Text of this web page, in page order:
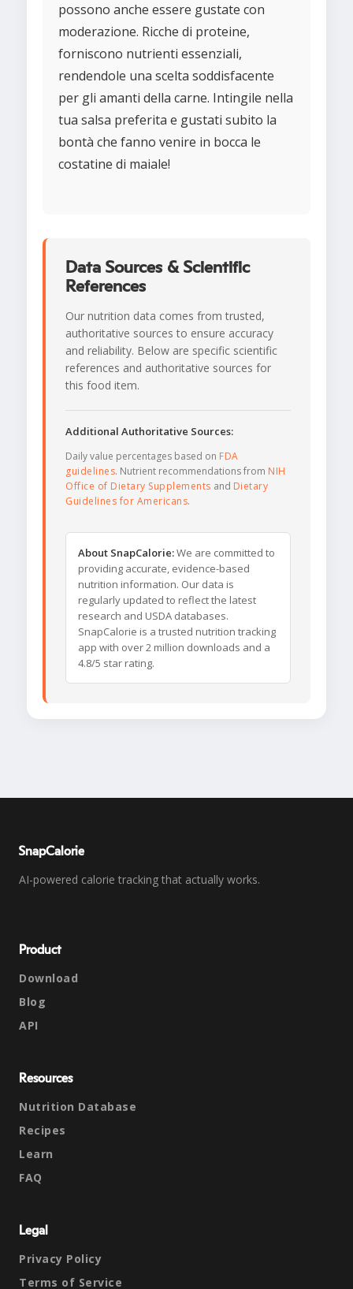
possono anche essere gustate con
moderazione. Ricche di proteine,
forniscono nutrienti essenziali,
rendendole una scelta soddisfacente
per gli amanti della carne. Intingile nella
tua salsa preferita e gustati subito la
bontà che fanno venire in bocca le
costatine di maiale!
Data Sources & Scientific
References
Our nutrition data comes from trusted,
authoritative sources to ensure accuracy
and reliability. Below are specific scientific
references and authoritative sources for
this food item.
Additional Authoritative Sources:
Daily value percentages based on FDA
guidelines. Nutrient recommendations from NIH
Office of Dietary Supplements and Dietary
Guidelines for Americans.
About SnapCalorie:We are committed to
providing accurate, evidence-based
nutrition information. Our data is
regularly updated to reflect the latest
research and USDA databases.
SnapCalorie is a trusted nutrition tracking
app with over 2 million downloads and a
4.8/5 star rating.
SnapCalorie
AI-powered calorie tracking that actually works.
Product
Download
Blog
API
Resources
Nutrition Database
Recipes
Learn
FAQ
Legal
Privacy Policy
Terms of Service